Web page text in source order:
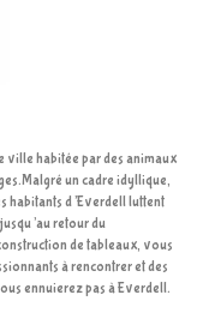
ville habitée par des animaux
un cadre idyllique,
habitants d’Everdell luttent
retour du
de tableaux, vous
à rencontrer et des
ennuierez pas à Everdell.